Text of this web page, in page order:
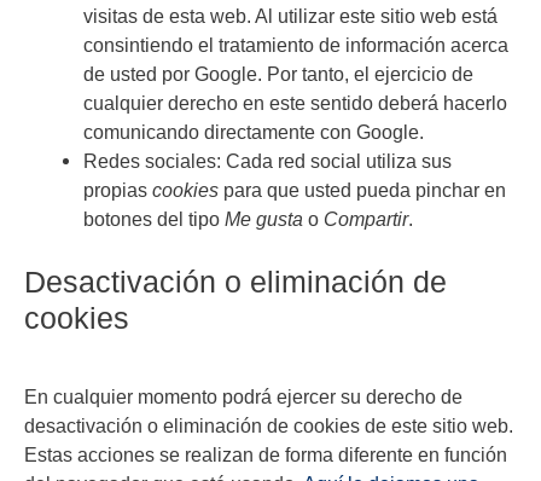
visitas de esta web. Al utilizar este sitio web está
consintiendo el tratamiento de información acerca
de usted por Google. Por tanto, el ejercicio de
cualquier derecho en este sentido deberá hacerlo
comunicando directamente con Google.
Redes sociales: Cada red social utiliza sus
propiascookies para que usted pueda pinchar en
botones del tipoMe gusta o Compartir.
Desactivación o eliminación de
cookies
En cualquier momento podrá ejercer su derecho de
desactivación o eliminación de cookies de este sitio web.
Estas acciones se realizan de forma diferente en función